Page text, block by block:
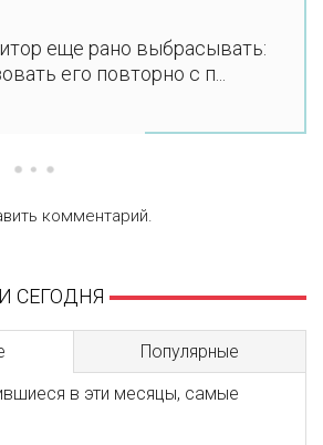
еще рано выбрасывать:
его повторно с п...
комментарий.
СЕГОДНЯ
Популярные
в эти месяцы, самые